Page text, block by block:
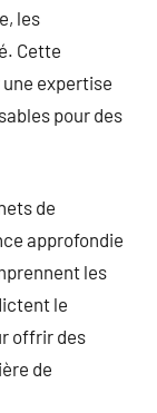
les
Cette
expertise
pour des
de
approfondie
les
le
offrir des
de